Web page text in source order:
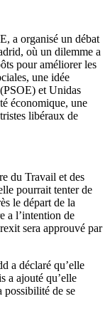
a organisé un débat
où un dilemme a
pour améliorer les
une idée
et Unidas
économique, une
libéraux de
du Travail et des
pourrait tenter de
le départ de la
a l’intention de
sera approuvé par
a déclaré qu’elle
a ajouté qu’elle
possibilité de se